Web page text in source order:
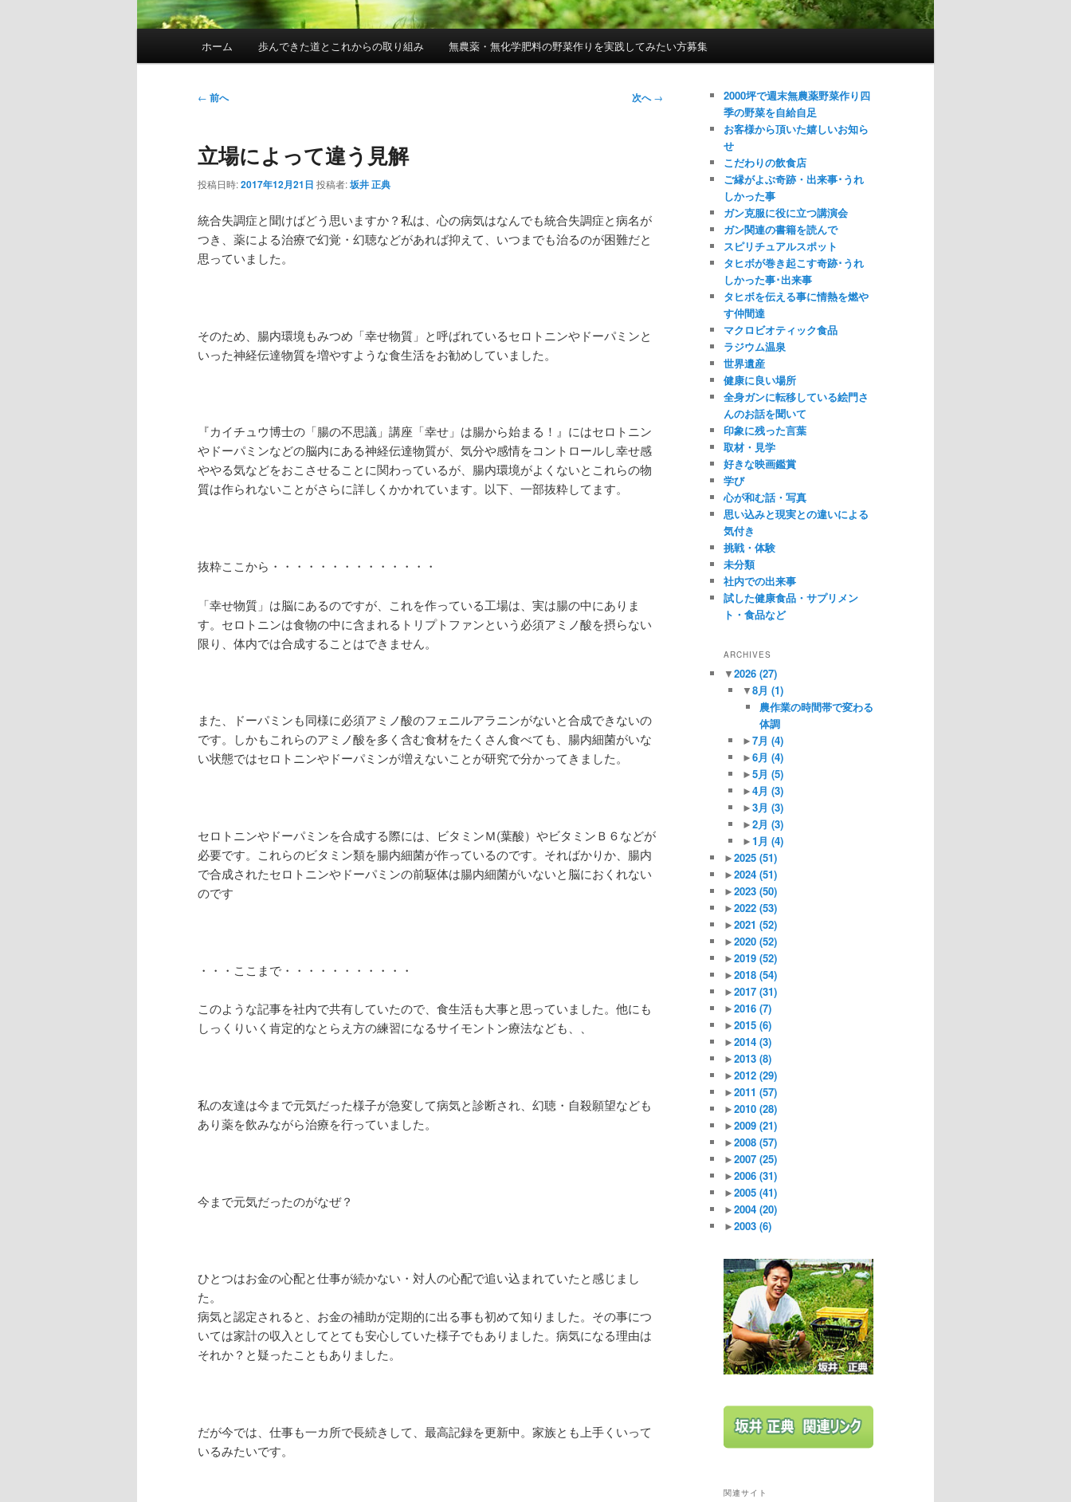
ホーム 歩んできた道とこれからの取り組み 無農薬・無化学肥料の野菜作りを実践してみたい方募集
投
ビ
ー
シ
ョ
ン
← 前へ 次へ→
立場によって違う見解
投稿日時:2017年12月21日 投稿者:坂井 正典
統合失調症と聞けばどう思いますか？私は、心の病気はなんでも統合失調症と病名が
つき、薬による治療で幻覚・幻聴などがあれば抑えて、いつまでも治るのが困難だと
思っていました。
そのため、腸内環境もみつめ「幸せ物質」と呼ばれているセロトニンやドーパミンと
いった神経伝達物質を増やすような食生活をお勧めしていました。
『カイチュウ博士の「腸の不思議」講座「幸せ」は腸から始まる！』にはセロトニン
やドーパミンなどの脳内にある神経伝達物質が、気分や感情をコントロールし幸せ感
ややる気などをおこさせることに関わっているが、腸内環境がよくないとこれらの物
質は作られないことがさらに詳しくかかれています。以下、一部抜粋してます。
抜粋ここから・・・・・・・・・・・・・・
「幸せ物質」は脳にあるのですが、これを作っている工場は、実は腸の中にありま
す。セロトニンは食物の中に含まれるトリプトファンという必須アミノ酸を摂らない
限り、体内では合成することはできません。
また、ドーパミンも同様に必須アミノ酸のフェニルアラニンがないと合成できないの
です。しかもこれらのアミノ酸を多く含む食材をたくさん食べても、腸内細菌がいな
い状態ではセロトニンやドーパミンが増えないことが研究で分かってきました。
セロトニンやドーパミンを合成する際には、ビタミンＭ(葉酸）やビタミンＢ６などが
必要です。これらのビタミン類を腸内細菌が作っているのです。そればかりか、腸内
で合成されたセロトニンやドーパミンの前駆体は腸内細菌がいないと脳におくれない
のです
・・・ここまで・・・・・・・・・・・
このような記事を社内で共有していたので、食生活も大事と思っていました。他にも
しっくりいく肯定的なとらえ方の練習になるサイモントン療法なども、、
私の友達は今まで元気だった様子が急変して病気と診断され、幻聴・自殺願望なども
あり薬を飲みながら治療を行っていました。
今まで元気だったのがなぜ？
ひとつはお金の心配と仕事が続かない・対人の心配で追い込まれていたと感じまし
た。
病気と認定されると、お金の補助が定期的に出る事も初めて知りました。その事につ
いては家計の収入としてとても安心していた様子でもありました。病気になる理由は
それか？と疑ったこともありました。
だが今では、仕事も一カ所で長続きして、最高記録を更新中。家族とも上手くいって
いるみたいです。
2000坪で週末無農薬野菜作り四
季の野菜を自給自足
お客様から頂いた嬉しいお知ら
せ
こだわりの飲食店
ご縁がよぶ奇跡・出来事･うれ
しかった事
ガン克服に役に立つ講演会
ガン関連の書籍を読んで
スピリチュアルスポット
タヒボが巻き起こす奇跡･うれ
しかった事･出来事
タヒボを伝える事に情熱を燃や
す仲間達
マクロビオティック食品
ラジウム温泉
世界遺産
健康に良い場所
全身ガンに転移している絵門さ
んのお話を聞いて
印象に残った言葉
取材・見学
好きな映画鑑賞
学び
心が和む話・写真
思い込みと現実との違いによる
気付き
挑戦・体験
未分類
社内での出来事
試した健康食品・サプリメン
ト・食品など
ARCHIVES
▼2026 (27)
▼8月 (1)
農作業の時間帯で変わる
体調
►7月 (4)
►6月 (4)
►5月 (5)
►4月 (3)
►3月 (3)
►2月 (3)
►1月 (4)
►2025 (51)
►2024 (51)
►2023 (50)
►2022 (53)
►2021 (52)
►2020 (52)
►2019 (52)
►2018 (54)
►2017 (31)
►2016 (7)
►2015 (6)
►2014 (3)
►2013 (8)
►2012 (29)
►2011 (57)
►2010 (28)
►2009 (21)
►2008 (57)
►2007 (25)
►2006 (31)
►2005 (41)
►2004 (20)
►2003 (6)
関連サイト